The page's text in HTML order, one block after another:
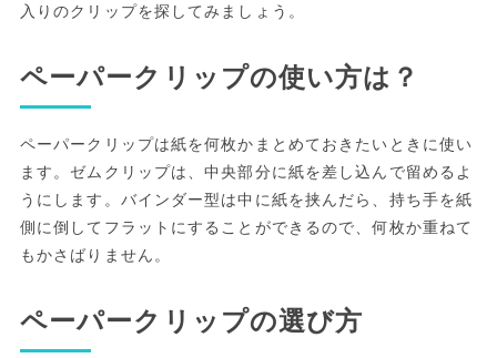
入りのクリップを探してみましょう。
ペーパークリップの使い方は？
ペーパークリップは紙を何枚かまとめておきたいときに使い
ます。ゼムクリップは、中央部分に紙を差し込んで留めるよ
うにします。バインダー型は中に紙を挟んだら、持ち手を紙
側に倒してフラットにすることができるので、何枚か重ねて
もかさばりません。
ペーパークリップの選び方